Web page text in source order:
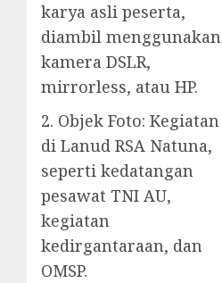
karya asli peserta,
diambil menggunakan
kamera DSLR,
mirrorless, atau HP.
2. Objek Foto: Kegiatan
di Lanud RSA Natuna,
seperti kedatangan
pesawat TNI AU,
kegiatan
kedirgantaraan, dan
OMSP.